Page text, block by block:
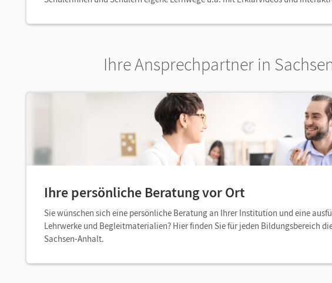
Ihre Ansprechpartner in
Ihre persönliche Beratung vor Ort
Sie wünschen sich eine persönliche Beratung an Ihrer Institution und eine
Lehrwerke und Begleitmaterialien? Hier finden Sie für jeden Bildungsbereich
Sachsen-Anhalt.